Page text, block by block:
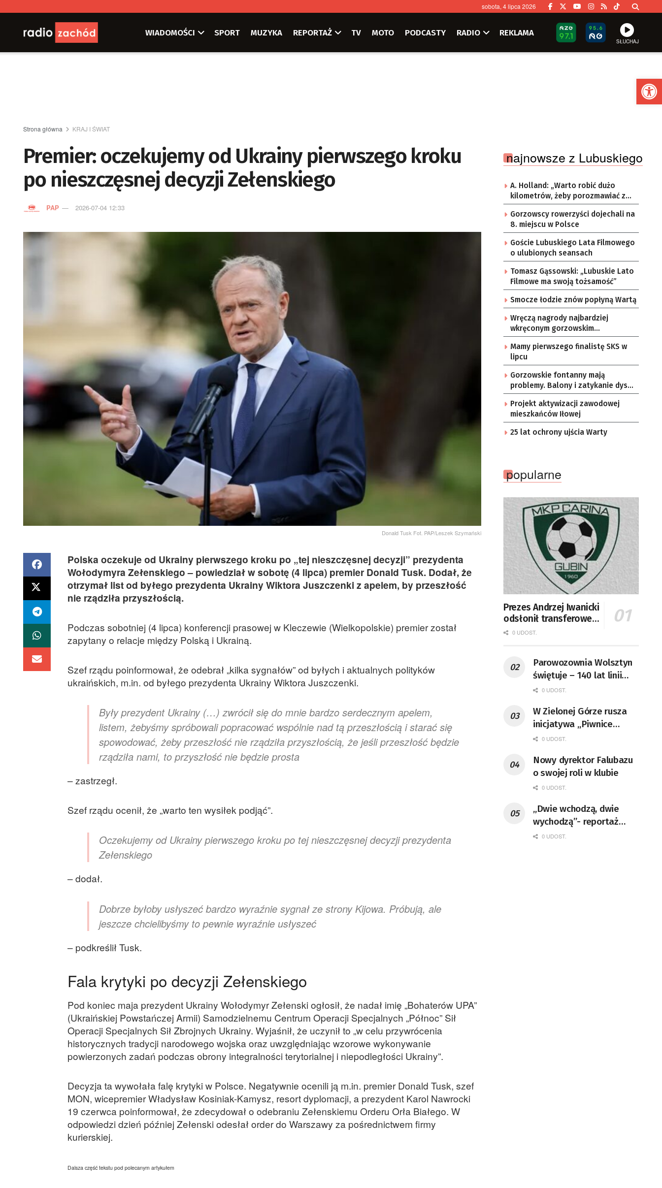
sobota, 4 lipca 2026
WIADOMOŚCI SPORT MUZYKA REPORTAŻ TV MOTO PODCASTY RADIO REKLAMA
SŁUCHAJ
Strona główna KRAJ I ŚWIAT
Premier: oczekujemy od Ukrainy pierwszego kroku
po nieszczęsnej decyzji Zełenskiego
PAP 2026-07-04 12:33
Donald Tusk Fot. PAP/Leszek Szymański
Polska oczekuje od Ukrainy pierwszego kroku po „tej nieszczęsnej decyzji” prezydenta
Wołodymyra Zełenskiego – powiedział w sobotę (4 lipca) premier Donald Tusk. Dodał, że
otrzymał list od byłego prezydenta Ukrainy Wiktora Juszczenki z apelem, by przeszłość
nie rządziła przyszłością.
Podczas sobotniej (4 lipca) konferencji prasowej w Kleczewie (Wielkopolskie) premier został
zapytany o relacje między Polską i Ukrainą.
Szef rządu poinformował, że odebrał „kilka sygnałów” od byłych i aktualnych polityków
ukraińskich, m.in. od byłego prezydenta Ukrainy Wiktora Juszczenki.
Były prezydent Ukrainy (…) zwrócił się do mnie bardzo serdecznym apelem,
listem, żebyśmy spróbowali popracować wspólnie nad tą przeszłością i starać się
spowodować, żeby przeszłość nie rządziła przyszłością, że jeśli przeszłość będzie
rządziła nami, to przyszłość nie będzie prosta
– zastrzegł.
Szef rządu ocenił, że „warto ten wysiłek podjąć”.
Oczekujemy od Ukrainy pierwszego kroku po tej nieszczęsnej decyzji prezydenta
Zełenskiego
– dodał.
Dobrze byłoby usłyszeć bardzo wyraźnie sygnał ze strony Kijowa. Próbują, ale
jeszcze chcielibyśmy to pewnie wyraźnie usłyszeć
– podkreślił Tusk.
Fala krytyki po decyzji Zełenskiego
Pod koniec maja prezydent Ukrainy Wołodymyr Zełenski ogłosił, że nadał imię „Bohaterów UPA”
(Ukraińskiej Powstańczej Armii) Samodzielnemu Centrum Operacji Specjalnych „Północ” Sił
Operacji Specjalnych Sił Zbrojnych Ukrainy. Wyjaśnił, że uczynił to „w celu przywrócenia
historycznych tradycji narodowego wojska oraz uwzględniając wzorowe wykonywanie
powierzonych zadań podczas obrony integralności terytorialnej i niepodległości Ukrainy”.
Decyzja ta wywołała falę krytyki w Polsce. Negatywnie ocenili ją m.in. premier Donald Tusk, szef
MON, wicepremier Władysław Kosiniak-Kamysz, resort dyplomacji, a prezydent Karol Nawrocki
19 czerwca poinformował, że zdecydował o odebraniu Zełenskiemu Orderu Orła Białego. W
odpowiedzi dzień później Zełenski odesłał order do Warszawy za pośrednictwem firmy
kurierskiej.
Dalsza część tekstu pod polecanym artykułem
najnowsze z Lubuskiego
A. Holland: „Warto robić dużo
kilometrów, żeby porozmawiać z
ludźmi”
Gorzowscy rowerzyści dojechali na
8. miejscu w Polsce
Goście Lubuskiego Lata Filmowego
o ulubionych seansach
Tomasz Gąssowski: „Lubuskie Lato
Filmowe ma swoją tożsamość”
Smocze łodzie znów popłyną Wartą
Wręczą nagrody najbardziej
wkręconym gorzowskim
rowerzystom
Mamy pierwszego finalistę SKS w
lipcu
Gorzowskie fontanny mają
problemy. Balony i zatykanie dysz
rękami niszczy delikatny
mechanizm wodotrysków
Projekt aktywizacji zawodowej
mieszkańców Iłowej
25 lat ochrony ujścia Warty
popularne
Prezes Andrzej Iwanicki
odsłonił transferowe
karty Cariny Gubin
0 UDOST.
Parowozownia Wolsztyn
świętuje – 140 lat linii
kolejowej do Zbąszynia
0 UDOST.
W Zielonej Górze rusza
inicjatywa „Piwnice
winiarskie na lato”
0 UDOST.
Nowy dyrektor Falubazu
o swojej roli w klubie
0 UDOST.
„Dwie wchodzą, dwie
wychodzą”- reportaż
Agnieszki Dobosiewicz w
0 UDOST.